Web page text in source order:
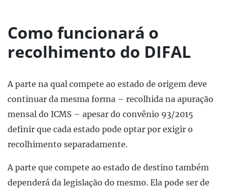
Como funcionará o
recolhimento do DIFAL
A parte na qual compete ao estado de origem deve
continuar da mesma forma – recolhida na apuração
mensal do ICMS – apesar do convênio 93/2015
definir que cada estado pode optar por exigir o
recolhimento separadamente.
A parte que compete ao estado de destino também
dependerá da legislação do mesmo. Ela pode ser de